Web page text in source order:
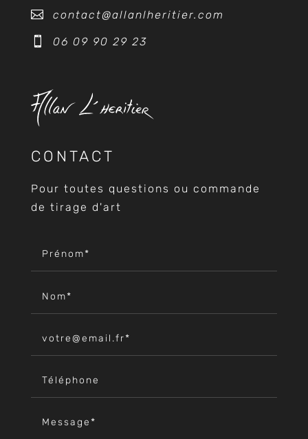
 contact@allanlheritier.com
 06 09 90 29 23
CONTACT
Pour toutes questions ou commande
de tirage d'art